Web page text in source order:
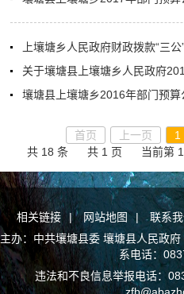
首页 上一页 1
共 18 条
共 1 页 当前第
相关链接 | 网站地图 | 联系
主办：中共壤塘县委 壤塘县人民政
系电话：
违法和不良信息举报电话：